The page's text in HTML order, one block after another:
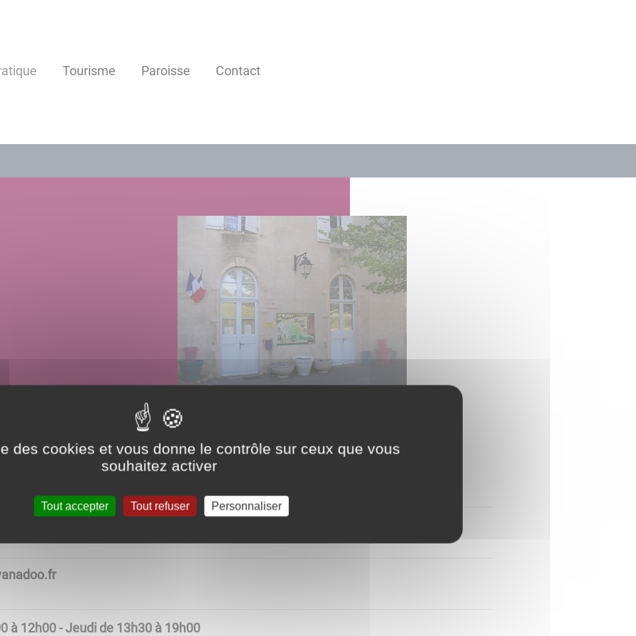
Tourisme Paroisse Contact
Saint-Pierre 71390 ROSEY
à 12h00 - Jeudi de 13h30 à 19h00
des cookies et vous donne le contrôle sur ceux que vous
souhaitez activer
Tout accepter Tout refuser Personnaliser